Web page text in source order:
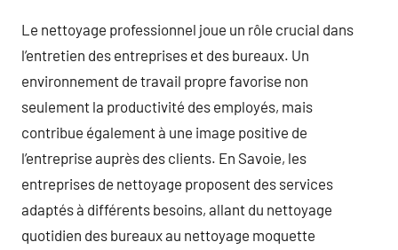
Le nettoyage professionnel joue un rôle crucial dans
l’entretien des entreprises et des bureaux. Un
environnement de travail propre favorise non
seulement la productivité des employés, mais
contribue également à une image positive de
l’entreprise auprès des clients. En Savoie, les
entreprises de nettoyage proposent des services
adaptés à différents besoins, allant du nettoyage
quotidien des bureaux au nettoyage moquette